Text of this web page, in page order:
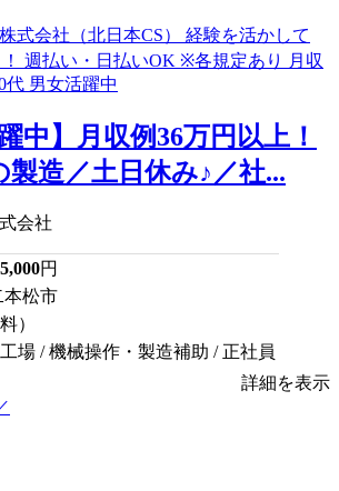
中】月収例36万円以上！
製造／土日休み♪／社...
会社
円
本松市
）
場 / 機械操作・製造補助 / 正社員
詳細を表示